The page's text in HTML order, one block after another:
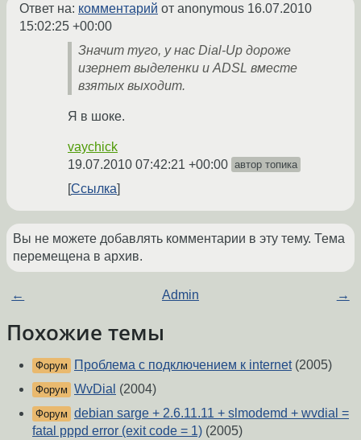
Ответ на: комментарий от anonymous 16.07.2010
15:02:25 +00:00
Значит туго, у нас Dial-Up дороже
изернет выделенки и ADSL вместе
взятых выходит.
Я в шоке.
vaychick
19.07.2010 07:42:21 +00:00 автор топика
Ссылка
Вы не можете добавлять комментарии в эту тему. Тема
перемещена в архив.
← Admin →
Похожие темы
Форум Проблема с подключением к internet(2005)
Форум WvDial (2004)
Форум debian sarge + 2.6.11.11 + slmodemd + wvdial =
fatal pppd error (exit code = 1) (2005)